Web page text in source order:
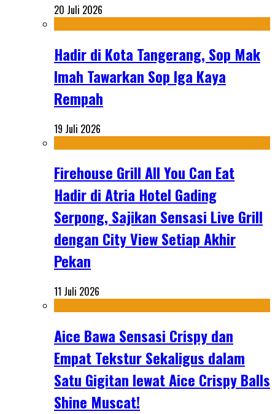
20 Juli 2026
Hadir di Kota Tangerang, Sop Mak
Imah Tawarkan Sop Iga Kaya
Rempah
19 Juli 2026
Firehouse Grill All You Can Eat
Hadir di Atria Hotel Gading
Serpong, Sajikan Sensasi Live Grill
dengan City View Setiap Akhir
Pekan
11 Juli 2026
Aice Bawa Sensasi Crispy dan
Empat Tekstur Sekaligus dalam
Satu Gigitan lewat Aice Crispy Balls
Shine Muscat!